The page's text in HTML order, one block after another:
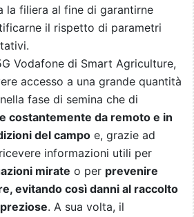
filiera al fine di garantirne
il rispetto di parametri
Vodafone di Smart Agriculture,
accesso a una grande quantità
fase di semina che di
costantemente da remoto e in
del campo e, grazie ad
informazioni utili per
mirate o per prevenire
evitando così danni al raccolto
. A sua volta, il